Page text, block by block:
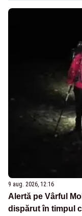
9 aug. 2026, 12:16
Alertă pe Vârful
dispărut în timpul